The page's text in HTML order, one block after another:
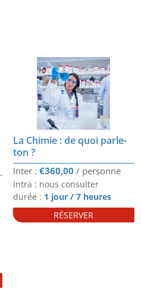
La Chimie : de quoi parle-
ton ?
€360,00
Intra : nous consulter
durée : 1 jour / 7 heures
RÉSERVER